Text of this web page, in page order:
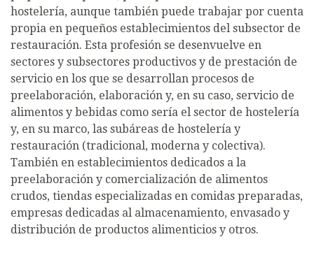
hostelería, aunque también puede trabajar por cuenta
propia en pequeños establecimientos del subsector de
restauración. Esta profesión se desenvuelve en
sectores y subsectores productivos y de prestación de
servicio en los que se desarrollan procesos de
preelaboración, elaboración y, en su caso, servicio de
alimentos y bebidas como sería el sector de hostelería
y, en su marco, las subáreas de hostelería y
restauración (tradicional, moderna y colectiva).
También en establecimientos dedicados a la
preelaboración y comercialización de alimentos
crudos, tiendas especializadas en comidas preparadas,
empresas dedicadas al almacenamiento, envasado y
distribución de productos alimenticios y otros.